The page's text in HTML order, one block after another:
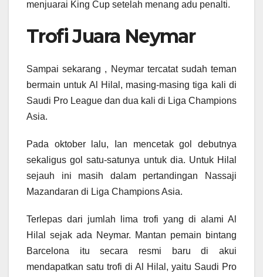
menjuarai King Cup setelah menang adu penalti.
Trofi Juara Neymar
Sampai sekarang , Neymar tercatat sudah teman
bermain untuk Al Hilal, masing-masing tiga kali di
Saudi Pro League dan dua kali di Liga Champions
Asia.
Pada oktober lalu, Ian mencetak gol debutnya
sekaligus gol satu-satunya untuk dia. Untuk Hilal
sejauh ini masih dalam pertandingan Nassaji
Mazandaran di Liga Champions Asia.
Terlepas dari jumlah lima trofi yang di alami Al
Hilal sejak ada Neymar. Mantan pemain bintang
Barcelona itu secara resmi baru di akui
mendapatkan satu trofi di Al Hilal, yaitu Saudi Pro